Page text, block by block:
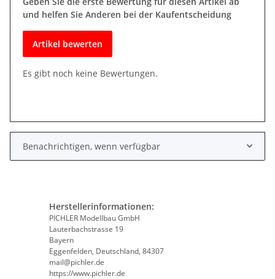
und helfen Sie Anderen bei der Kaufentscheidung
Artikel bewerten
Es gibt noch keine Bewertungen.
Benachrichtigen, wenn verfügbar
Herstellerinformationen:
PICHLER Modellbau GmbH
Lauterbachstrasse 19
Bayern
Eggenfelden, Deutschland, 84307
mail@pichler.de
https://www.pichler.de